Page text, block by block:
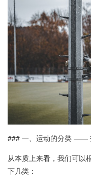
### 一、运动的分类 ——
从本质上来看，我们可以
下几类：